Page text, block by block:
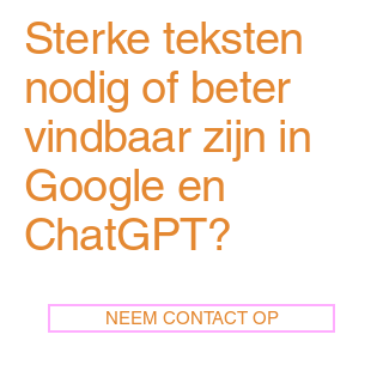
Sterke teksten
nodig of beter
vindbaar zijn in
Google en
ChatGPT?
NEEM CONTACT OP